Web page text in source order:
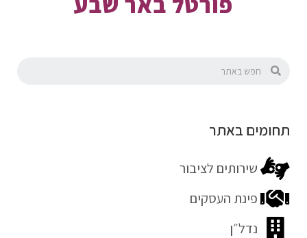
תחומים באתר
שירותים לציבור
פינת העסקים
נדל״ן